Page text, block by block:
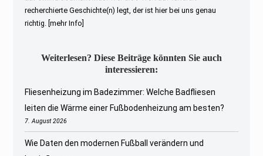
recherchierte Geschichte(n) legt, der ist hier bei uns genau
richtig.
[mehr Info]
Weiterlesen? Diese Beiträge könnten Sie auch
interessieren:
Fliesenheizung im Badezimmer: Welche Badfliesen
leiten die Wärme einer Fußbodenheizung am besten?
7. August 2026
Wie Daten den modernen Fußball verändern und